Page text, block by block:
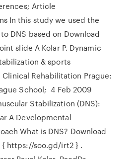
Article
In this study we used the
DNS based on Download
slide A Kolar P. Dynamic
& sports
Rehabilitation Prague:
School; 4 Feb 2009
Stabilization (DNS):
A Developmental
What is DNS? Download
{ https://soo.gd/irt2 } .